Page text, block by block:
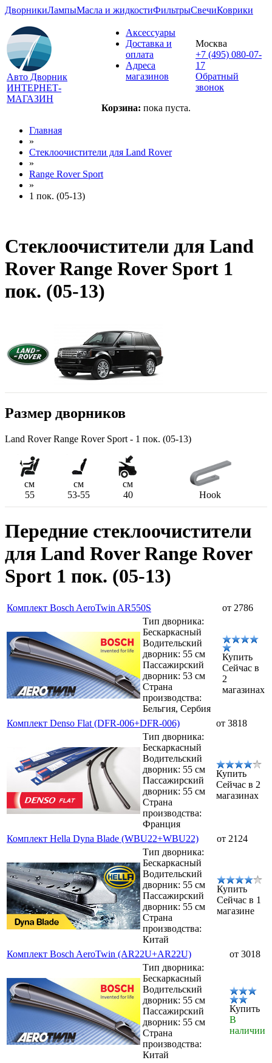
ДворникиЛампыМасла и жидкостиФильтрыСвечиКоврики
Авто Дворник
ИНТЕРНЕТ-
МАГАЗИН
Аксессуары
Доставка и
оплата
Адреса
магазинов
Корзина: пока пуста.
Москва
+7 (495) 080-07-
17
Обратный
звонок
Главная
»
Стеклоочистители для Land Rover
»
Range Rover Sport
»
1 пок. (05-13)
Стеклоочистители для Land
Rover Range Rover Sport 1
пок. (05-13)
Размер дворников
Land Rover Range Rover Sport - 1 пок. (05-13)
см см
см
55
53-55 40 Hook
Передние стеклоочистители
для Land Rover Range Rover
Sport 1 пок. (05-13)
Комплект Bosch AeroTwin AR550S
от 2786
Тип дворника:
Бескаркасный
Водительский
дворник: 55 см
Пассажирский
дворник: 53 см
Страна
производства:
Бельгия, Сербия
Купить
Сейчас в
2
магазинах
Комплект Denso Flat (DFR-006+DFR-006)
от 3818
Тип дворника:
Бескаркасный
Водительский
дворник: 55 см
Пассажирский
дворник: 55 см
Страна
производства:
Франция
Купить
Сейчас в 2
магазинах
Комплект Hella Dyna Blade (WBU22+WBU22)
от 2124
Тип дворника:
Бескаркасный
Водительский
дворник: 55 см
Пассажирский
дворник: 55 см
Страна
производства:
Китай
Купить
Сейчас в 1
магазине
Комплект Bosch AeroTwin (AR22U+AR22U)
от 3018
Тип дворника:
Бескаркасный
Водительский
дворник: 55 см
Пассажирский
дворник: 55 см
Страна
производства:
Китай
Купить
В
наличии